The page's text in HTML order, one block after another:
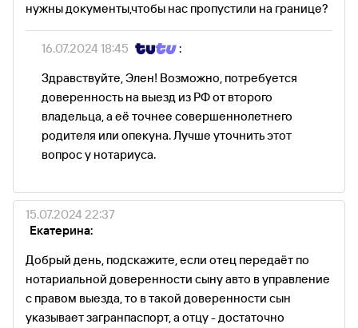
нужны документы,чтобы нас пропустили на границе?
16.07.2024 18:45
:
Здравствуйте, Элен! Возможно, потребуется
доверенность на выезд из РФ от второго
владельца, а её точнее совершеннолетнего
родителя или опекуна. Лучше уточнить этот
вопрос у нотариуса.
15.07.2024 22:37
Екатерина:
Добрый день, подскажите, если отец передаёт по
нотариальной доверенности сыну авто в управление
с правом выезда, то в такой доверенности сын
указывает загранпаспорт, а отцу - достаточно